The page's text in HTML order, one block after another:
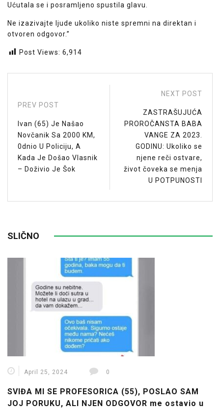
Ućutala se i posramljeno spustila glavu.
Ne izazivajte ljude ukoliko niste spremni na direktan i
otvoren odgovor.”
Post Views: 6,914
PREV POST
Ivan (65) Je Našao
Novčanik Sa 2000 KM,
0dnio U Policiju, A
Kada Je Došao Vlasnik
– Doživio Je Šok
NEXT POST
ZASTRAŠUJUĆA
PROROČANSTA BABA
VANGE ZA 2023.
GODINU: Ukoliko se
njene reči ostvare,
život čoveka se menja
U POTPUNOSTI
SLIČNO
April 25, 2024 0
SVIĐA MI SE PROFESORICA (55), POSLAO SAM
JOJ PORUKU, ALI NJEN ODGOVOR me ostavio u